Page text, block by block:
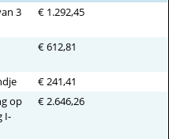
3
€ 1.292,45
€ 612,81
€ 241,41
op
I-
€ 2.646,26